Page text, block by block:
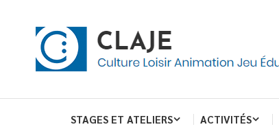
Claje
STAGES ET ATELIERS ACTIVITÉS